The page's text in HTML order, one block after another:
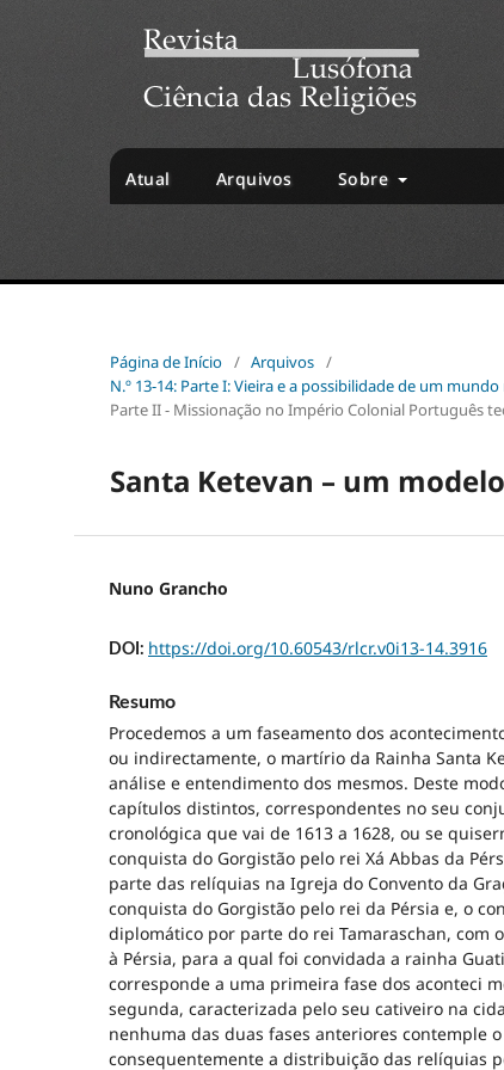
Atual Arquivos Sobre
Página de Início / Arquivos /
N.º 13-14: Parte I: Vieira e a possibilidade de um
Parte II - Missionação no Império Colonial Português
Santa Ketevan – um
Nuno Grancho
DOI: https://doi.org/10.60543/rlcr.v0i13-14.3916
Resumo
Procedemos a um faseamento dos
ou indirectamente, o martírio da Rainha Santa
análise e entendimento dos mesmos. Deste
capítulos distintos, correspondentes no seu
cronológica que vai de 1613 a 1628, ou se
conquista do Gorgistão pelo rei Xá Abbas da
parte das relíquias na Igreja do Convento da
conquista do Gorgistão pelo rei da Pérsia e, o
diplomático por parte do rei Tamaraschan, com
à Pérsia, para a qual foi convidada a rainha
corresponde a uma primeira fase dos aconteci
segunda, caracterizada pelo seu cativeiro na
nenhuma das duas fases anteriores contemple
consequentemente a distribuição das relíquias